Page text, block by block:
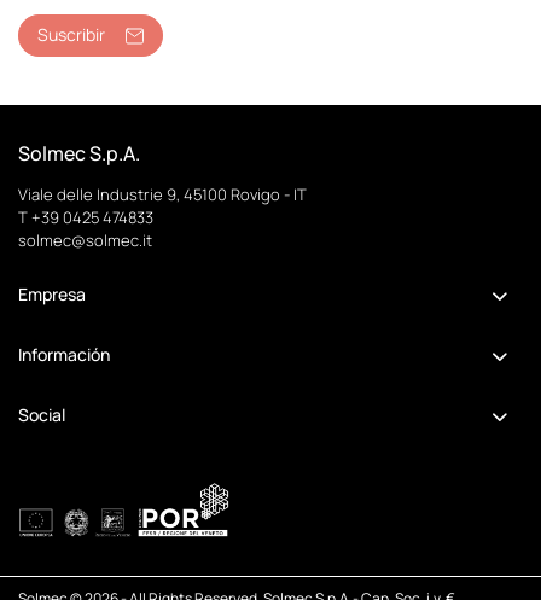
Suscribir
Solmec S.p.A.
Viale delle Industrie 9, 45100 Rovigo - IT
T +39 0425 474833
solmec@solmec.it
Empresa
Información
Social